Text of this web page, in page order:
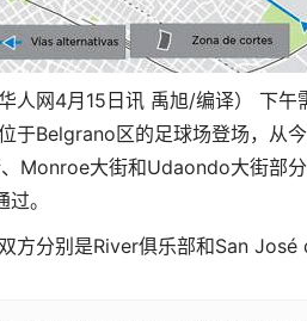
人网 4月 15 日讯 禹旭/编译） 下午
于Belgrano 区的足球场登场，从
Monroe大街和Udaondo大街部
。
方分别是River俱乐部和San José